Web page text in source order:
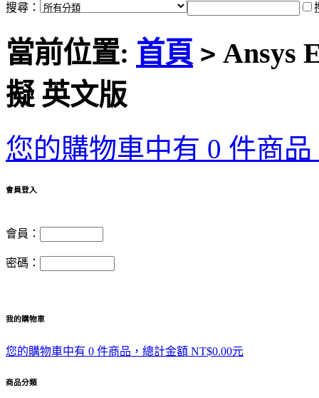
搜尋：
當前位置: 首頁 > Ansys
擬 英文版
您的購物車中有 0 件商
會員登入
會員：
密碼：
我的購物車
您的購物車中有 0 件商品，總計金額 NT$0.00元
商品分類